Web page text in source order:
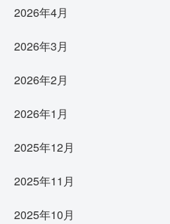
2026年4月
2026年3月
2026年2月
2026年1月
2025年12月
2025年11月
2025年10月